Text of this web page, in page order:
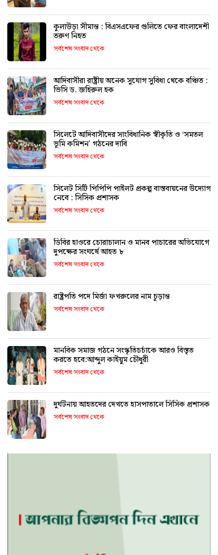
কুলাউড়া সীমান্ত : বিএসএফের গুলিতে ফের বাংলাদেশী
তরুণ নিহত
সর্বশেষ সংবাদ থেকে
আদিবাসীরা রাষ্ট্রীয় অনেক সুযোগ সুবিধা থেকে বঞ্চিত :
ভিসি ড. জহিরুল হক
সর্বশেষ সংবাদ থেকে
সিলেটে আদিবাসীদের সাংবিধানিক স্বীকৃতি ও ‘সমতল
ভূমি কমিশন’ গঠনের দাবি
সর্বশেষ সংবাদ থেকে
সিলেট সিটি পিপিপি পাইলট প্রকল্প বাস্তবায়নের উদ্যোগ
নেবে : সিসিক প্রশাসক
সর্বশেষ সংবাদ থেকে
ডিবির হাওরে চোরাচালান ও মানব পাচারের অভিযোগে
দুপক্ষের সংঘর্ষে আহত ৮
সর্বশেষ সংবাদ থেকে
রাষ্ট্রপতি পদে মির্জা ফখরুলের নাম চূড়ান্ত
সর্বশেষ সংবাদ থেকে
মানবিক সমাজ গঠনে সংস্কৃতিচর্চাকে আরও বিস্তৃত
করতে হবে:আব্দুল কাইয়ুম চৌধুরী
সর্বশেষ সংবাদ থেকে
দুর্ঘটনায় আহতদের দেখতে হাসপাতালে সিসিক প্রশাসক
সর্বশেষ সংবাদ থেকে